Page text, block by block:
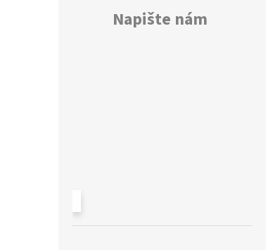
Napište nám